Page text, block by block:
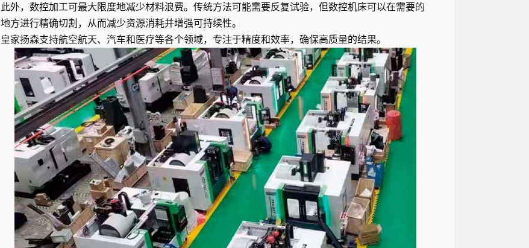
此外，数控加工可最大限度地减少材料浪费。传统方法可能需要反复试验，但数控机床可以在需要的
地方进行精确切割，从而减少资源消耗并增强可持续性。
皇家扬森支持航空航天、汽车和医疗等各个领域，专注于精度和效率，确保高质量的结果。